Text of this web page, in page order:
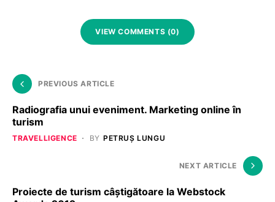
VIEW COMMENTS (0)
PREVIOUS ARTICLE
Radiografia unui eveniment. Marketing online în
turism
TRAVELLIGENCE BY PETRUȘ LUNGU
NEXT ARTICLE
Proiecte de turism câştigătoare la Webstock